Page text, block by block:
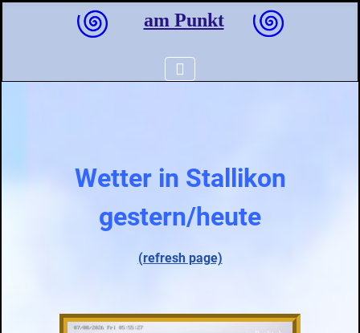
am Punkt
Wetter in Stallikon
gestern/heute
(refresh page)